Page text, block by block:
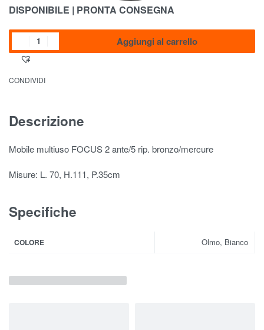
DISPONIBILE | PRONTA CONSEGNA
Aggiungi al carrello
CONDIVIDI
Descrizione
Mobile multiuso FOCUS 2 ante/5 rip. bronzo/mercure
Misure: L. 70, H.111, P.35cm
Specifiche
COLORE Olmo, Bianco